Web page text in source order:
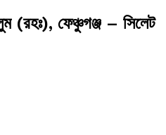
(রহঃ), ফেঞ্চুগঞ্জ – সিলেট